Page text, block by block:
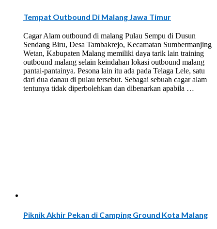
Tempat Outbound Di Malang Jawa Timur
Cagar Alam outbound di malang Pulau Sempu di Dusun
Sendang Biru, Desa Tambakrejo, Kecamatan Sumbermanjing
Wetan, Kabupaten Malang memiliki daya tarik lain training
outbound malang selain keindahan lokasi outbound malang
pantai-pantainya. Pesona lain itu ada pada Telaga Lele, satu
dari dua danau di pulau tersebut. Sebagai sebuah cagar alam
tentunya tidak diperbolehkan dan dibenarkan apabila …
Piknik Akhir Pekan di Camping Ground Kota Malang